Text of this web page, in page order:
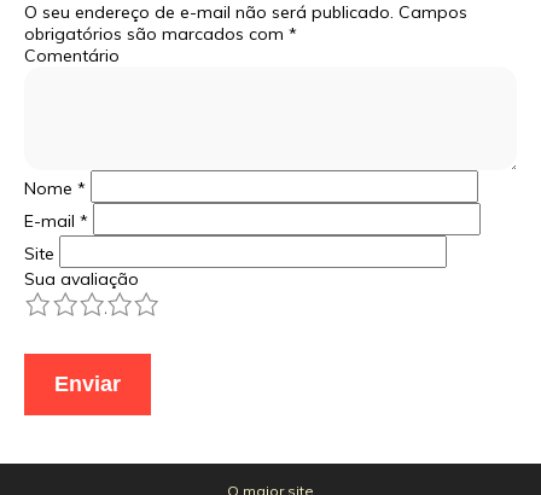
O seu endereço de e-mail não será publicado. Campos
obrigatórios são marcados com *
Comentário
Nome *
E-mail *
Site
Sua avaliação
5
4
3
2
O maior site